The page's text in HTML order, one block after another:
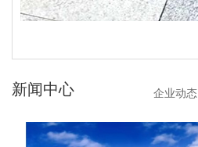
新闻中心 企业动态